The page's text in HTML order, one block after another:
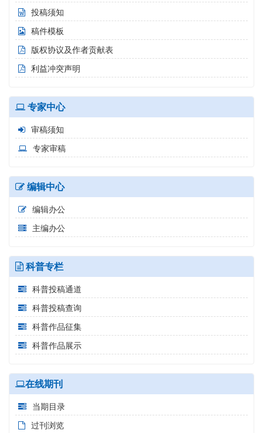
投稿须知
稿件模板
版权协议及作者贡献表
利益冲突声明
专家中心
审稿须知
专家审稿
编辑中心
编辑办公
主编办公
科普专栏
科普投稿通道
科普投稿查询
科普作品征集
科普作品展示
在线期刊
当期目录
过刊浏览